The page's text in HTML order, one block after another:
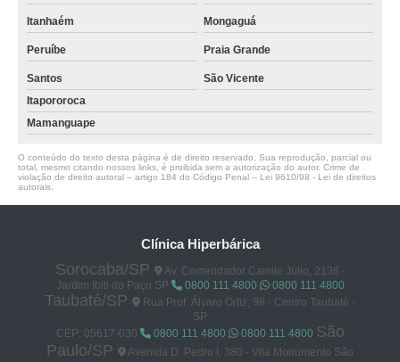
Itanhaém Mongaguá
Peruíbe Praia Grande
Santos
São Vicente
Itapororoca
Mamanguape
O conteúdo do texto desta página é de direito reservado. Sua reprodução, parcial ou
total, mesmo citando nossos links, é proibida sem a autorização do autor. Crime de
violação de direito autoral – artigo 184 do Código Penal – Lei 9610/98 - Lei de direitos
autorais
Clínica Hiperbárica
Sorocaba/SP
Av. Comendador Camilo Júlio, 2136 -
Jardim Ibiti do Paço SP
0800 111 4800 0800 111 4800
Taubaté/SP
Rua Prof. Álvaro Ortiz, 98 - Centro Taubaté -
SP
CEP: 05617-030
0800 111 4800 0800 111 4800 São
Paulo/SP
Avenida D. Pedro I, 380 - Vila Monumento São